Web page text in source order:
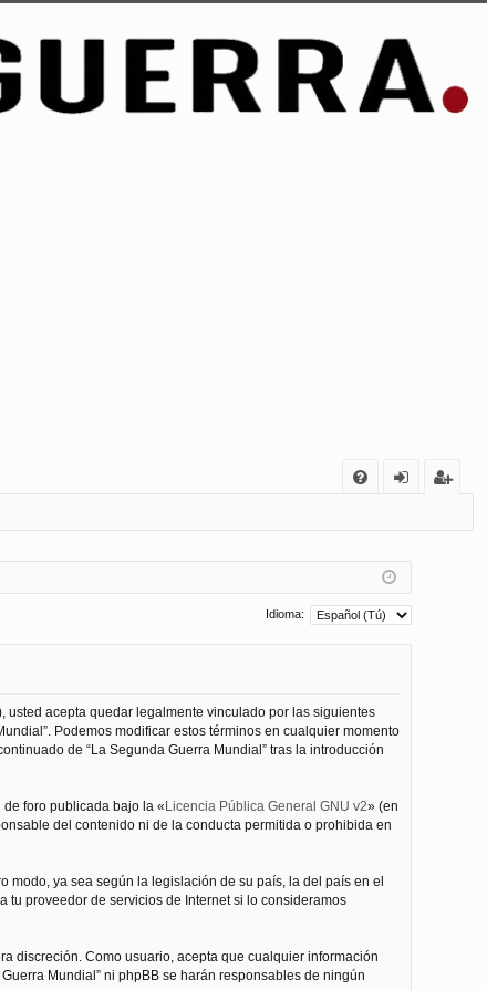
ca
rs
Idioma:
usted acepta quedar legalmente vinculado por las siguientes
Podemos modificar estos términos en cualquier momento
de “La Segunda Guerra Mundial” tras la introducción
de foro publicada bajo la « Licencia Pública General GNU v2» (en
del contenido ni de la conducta permitida o prohibida en
ya sea según la legislación de su país, la del país en el
tu proveedor de servicios de Internet si lo consideramos
discreción. Como usuario, acepta que cualquier información
Mundial” ni phpBB se harán responsables de ningún